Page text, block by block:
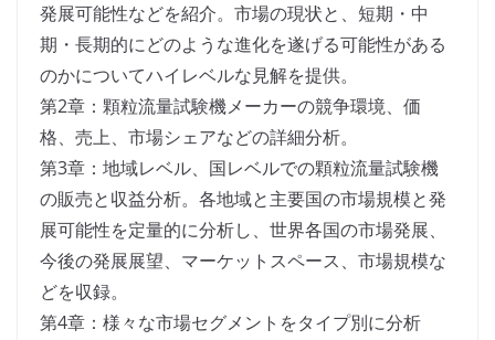
発展可能性などを紹介。市場の現状と、短期・中
期・長期的にどのような進化を遂げる可能性がある
のかについてハイレベルな見解を提供。
第2章：顆粒流量試験機メーカーの競争環境、価
格、売上、市場シェアなどの詳細分析。
第3章：地域レベル、国レベルでの顆粒流量試験機
の販売と収益分析。各地域と主要国の市場規模と発
展可能性を定量的に分析し、世界各国の市場発展、
今後の発展展望、マーケットスペース、市場規模な
どを収録。
第4章：様々な市場セグメントをタイプ別に分析